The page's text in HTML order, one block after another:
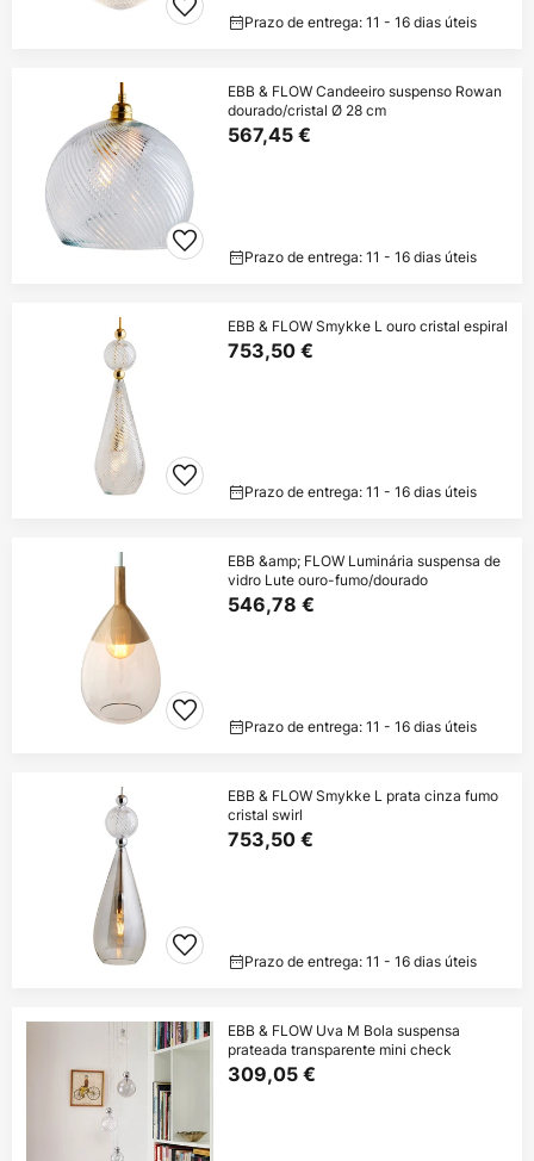
Prazo de entrega: 11 - 16 dias úteis
EBB & FLOW Candeeiro suspenso Rowan
dourado/cristal Ø 28 cm
567,45 €
Prazo de entrega: 11 - 16 dias úteis
EBB & FLOW Smykke L ouro cristal espiral
753,50 €
Prazo de entrega: 11 - 16 dias úteis
EBB &amp; FLOW Luminária suspensa de
vidro Lute ouro-fumo/dourado
546,78 €
Prazo de entrega: 11 - 16 dias úteis
EBB & FLOW Smykke L prata cinza fumo
cristal swirl
753,50 €
Prazo de entrega: 11 - 16 dias úteis
EBB & FLOW Uva M Bola suspensa
prateada transparente mini check
309,05 €